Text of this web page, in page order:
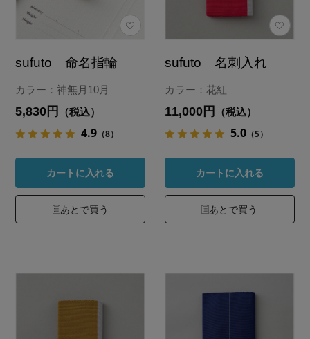
sufuto 命名指輪
カラー：神無月10月
5,830円 （税込）
4.9 （8）
カートに入れる
あとで買う
sufuto 名刺入れ
カラー：花紅
11,000円 （税込）
5.0 （5）
カートに入れる
あとで買う